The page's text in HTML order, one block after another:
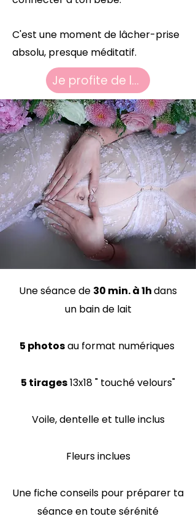
C'est une moment de lâcher-prise
absolu, presque méditatif.
Je profite de la nouveauté !
Une séance de 30 min. à 1hdans
un bain de lait
5 photosau format numériques
5 tirages13x18 " touché velours"
Voile, dentelle et tulle inclus
Fleurs inclues
Une fiche conseils pour préparer ta
séance en toute sérénité